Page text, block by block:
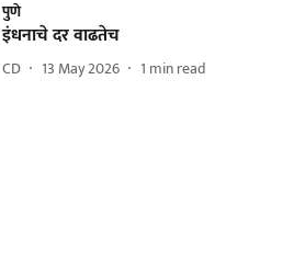
पुणे
इंधनाचे दर वाढतेच
CD 13 May 2026 1 min read